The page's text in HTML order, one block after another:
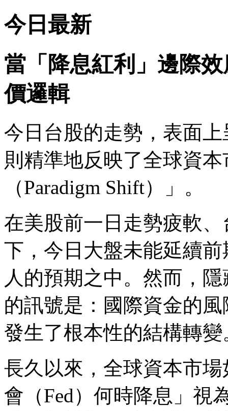
今日最新
當「降息紅利」邊際
價邏輯
今日台股的走勢，表面
則精準地反映了全球資
（Paradigm Shift）」。
在美股前一日走勢疲軟
下，今日大盤未能延續
人的預期之中。然而，
的訊號是：國際資金的
發生了根本性的結構轉變
長久以來，全球資本市
會（Fed）何時降息」視